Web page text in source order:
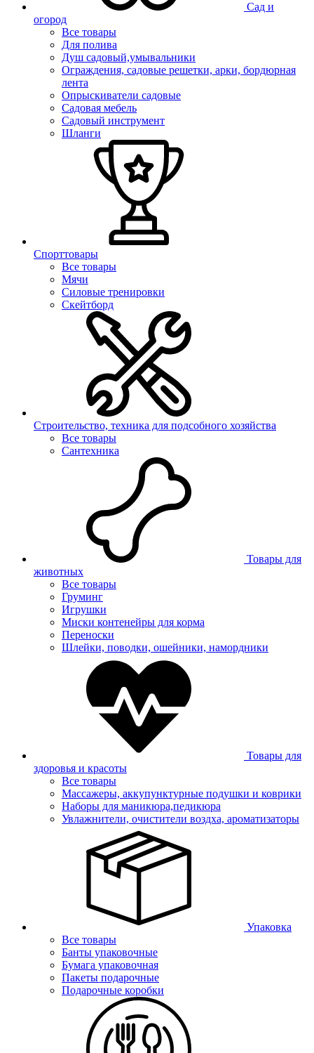
Сад и
огород
Все товары
Для полива
Душ садовый,умывальники
Ограждения, садовые решетки, арки, бордюрная
лента
Опрыскиватели садовые
Садовая мебель
Садовый инструмент
Шланги
Спорттовары
Все товары
Мячи
Силовые тренировки
Скейтборд
Строительство, техника для подсобного хозяйства
Все товары
Сантехника
Товары для
животных
Все товары
Груминг
Игрушки
Миски контенейры для корма
Переноски
Шлейки, поводки, ошейники, намордники
Товары для
здоровья и красоты
Все товары
Массажеры, аккупунктурные подушки и коврики
Наборы для маникюра,педикюра
Увлажнители, очистители воздха, ароматизаторы
Упаковка
Все товары
Банты упаковочные
Бумага упаковочная
Пакеты подарочные
Подарочные коробки